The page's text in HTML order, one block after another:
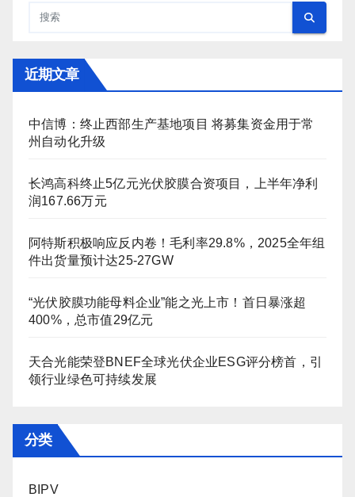
近期文章
中信博：终止西部生产基地项目 将募集资金用于常
州自动化升级
长鸿高科终止5亿元光伏胶膜合资项目，上半年净利
润167.66万元
阿特斯积极响应反内卷！毛利率29.8%，2025全年组
件出货量预计达25-27GW
“光伏胶膜功能母料企业”能之光上市！首日暴涨超
400%，总市值29亿元
天合光能荣登BNEF全球光伏企业ESG评分榜首，引
领行业绿色可持续发展
分类
BIPV